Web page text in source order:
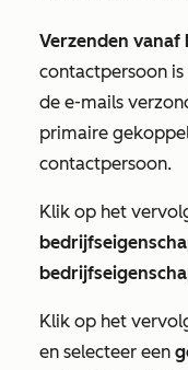
Verzenden
contactpersoon
de e-mails
primaire
contactpersoon.
Klik op het
Klik op het
en selecteer een